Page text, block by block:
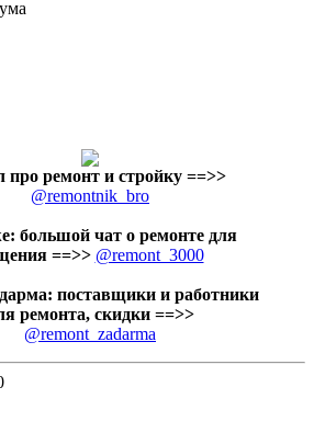
про ремонт и стройку ==>>
@remontnik_bro
большой чат о ремонте для
==>> @remont_3000
поставщики и работники
ремонта, скидки ==>>
@remont_zadarma